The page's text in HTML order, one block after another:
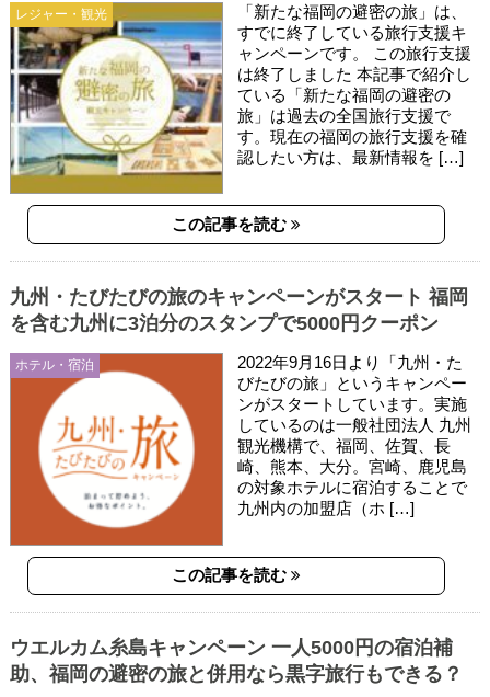
レジャー・観光
「新たな福岡の避密の旅」は、
すでに終了している旅行支援キ
ャンペーンです。 この旅行支援
は終了しました 本記事で紹介し
ている「新たな福岡の避密の
旅」は過去の全国旅行支援で
す。現在の福岡の旅行支援を確
認したい方は、最新情報を […]
この記事を読む
ホテル・宿泊
九州・たびたびの旅のキャンペーンがスタート 福岡
を含む九州に3泊分のスタンプで5000円クーポン
2022年9月16日より「九州・た
びたびの旅」というキャンペー
ンがスタートしています。実施
しているのは一般社団法人 九州
観光機構で、福岡、佐賀、長
崎、熊本、大分。宮崎、鹿児島
の対象ホテルに宿泊することで
九州内の加盟店（ホ […]
この記事を読む
ウエルカム糸島キャンペーン 一人5000円の宿泊補
助、福岡の避密の旅と併用なら黒字旅行もできる？